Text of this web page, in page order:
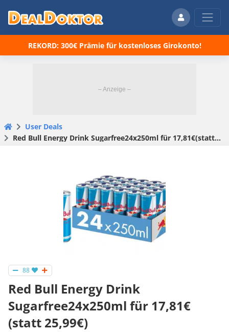
REKORD: 300€ Prämie für kostenloses Girokonto!
User Deals
Red Bull Energy Drink Sugarfree24x250ml für 17,81€(statt 25,99€)
88
Red Bull Energy Drink
Sugarfree24x250ml für 17,81€
(statt 25,99€)